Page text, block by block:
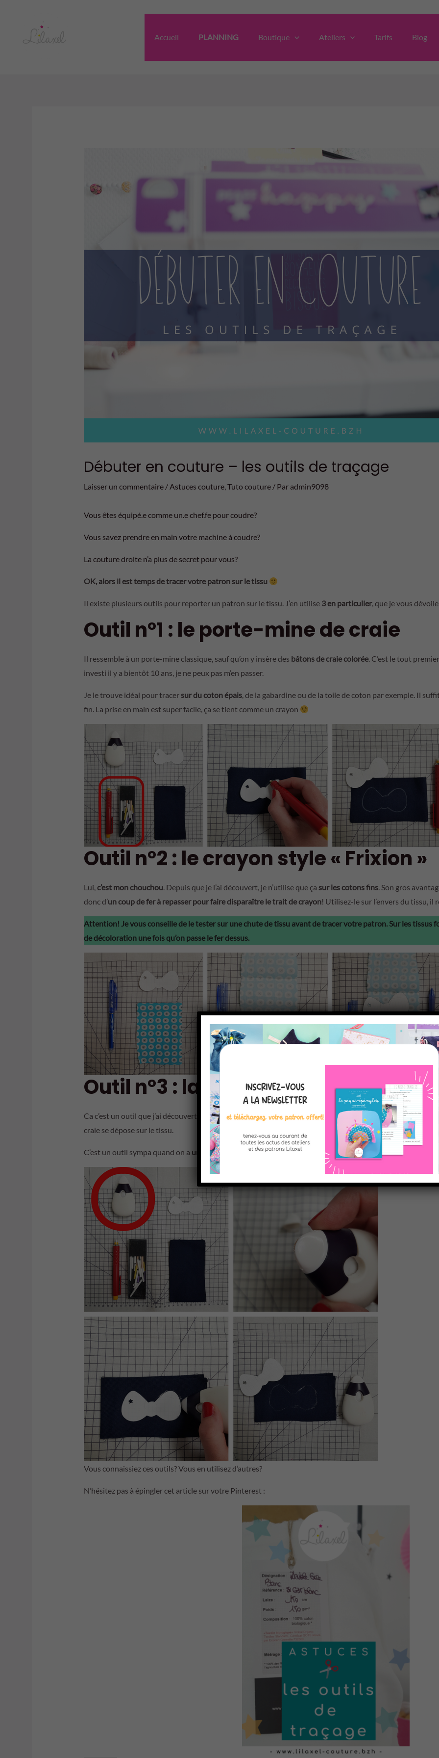
Accueil PLANNING Boutique Ateliers Tarifs Blog
Débuter en couture – les outils de traçage
Laisser un commentaire /Astuces couture,Tuto couture / Par admin9098
Vous êtes équipé.e comme un.e chef.fe pour coudre?
Vous savez prendre en main votre machine à coudre?
La couture droite n’a plus de secret pour vous?
OK, alors il est temps de tracer votre patron sur le tissu
Il existe plusieurs outils pour reporter un patron sur le tissu. J’en utilise 3 en particulier, que je vous
Outil n°1 : le porte-mine de craie
Il ressemble à un porte-mine classique, sauf qu’on y insère des bâtons de craie colorée. C’est le tout
investi il y a bientôt 10 ans, je ne peux pas m’en passer.
Je le trouve idéal pour tracersur du coton épais, de la gabardine ou de la toile de coton par exemple. Il
fin. La prise en main est super facile, ça se tient comme un crayon
Outil n°2 : le crayon style « Frixion »
Lui,c’est mon chouchou. Depuis que je l’ai découvert, je n’utilise que çasur les cotons fins. Son gros
donc d’un coup de fer à repasser pour faire disparaître le trait de crayon! Utilisez-le sur l’envers du tissu, il
Attention! Je vous conseille de le tester sur une chute de tissu avant de tracer votre patron. Sur les tissus
de décoloration une fois qu’on passe le fer dessus.
Outil n°3 : la roulette à craie
Ca c’est un outil que j’ai découvert quand je tenais une mercerie il y a quelques années. Il suffit de faire
craie se dépose sur le tissu.
C’est un outil sympa quand on a un patron de vêtementje trouve, le trait laissé par la craie est vraiment
Vous connaissiez ces outils? Vous en utilisez d’autres?
N’hésitez pas à épingler cet article sur votre Pinterest :